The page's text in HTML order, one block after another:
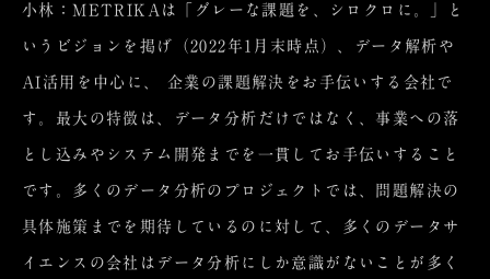
小林：METRIKAは「グレーな課題を、シロクロに。」と
いうビジョンを掲げ（2022年1月末時点）、データ解析や
AI活用を中心に、 企業の課題解決をお手伝いする会社で
す。最大の特徴は、データ分析だけではなく、事業への落
とし込みやシステム開発までを一貫してお手伝いすること
です。多くのデータ分析のプロジェクトでは、問題解決の
具体施策までを期待しているのに対して、多くのデータサ
イエンスの会社はデータ分析にしか意識がないことが多く